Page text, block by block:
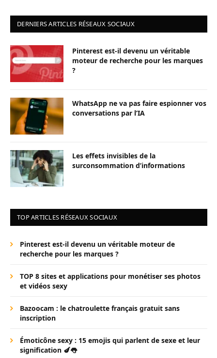
DERNIERS ARTICLES RÉSEAUX SOCIAUX
Pinterest est-il devenu un véritable
moteur de recherche pour les marques
?
WhatsApp ne va pas faire espionner vos
conversations par l’IA
Les effets invisibles de la
surconsommation d’informations
TOP ARTICLES RÉSEAUX SOCIAUX
Pinterest est-il devenu un véritable moteur de
recherche pour les marques ?
TOP 8 sites et applications pour monétiser ses photos
et vidéos sexy
Bazoocam : le chatroulette français gratuit sans
inscription
Émoticône sexy : 15 emojis qui parlent de sexe et leur
signification 🍆👅